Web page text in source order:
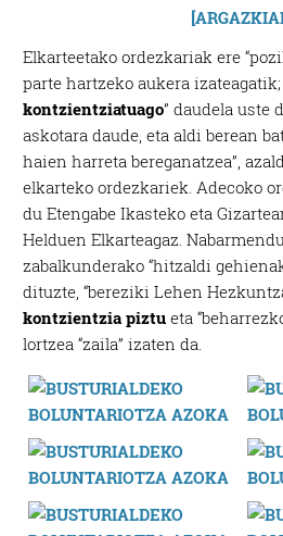
Elkarteetako ordezkariak ere
parte hartzeko aukera izateagatik;
kontzientziatuago” daudela uste
askotara daude, eta aldi berean
haien harreta bereganatzea”,
elkarteko ordezkariek. Adecoko
du Etengabe Ikasteko eta
Helduen Elkarteagaz.
zabalkunderako “hitzaldi
dituzte, “bereziki Lehen
kontzientzia piztu eta
lortzea “zaila” izaten da.